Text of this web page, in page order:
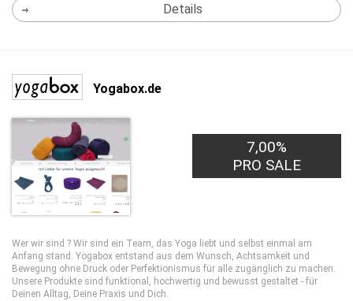
Details
Yogabox.de
7,00%
PRO SALE
Wer wir sind ? Wir sind ein Team, das Yoga liebt und selbst einmal am
Anfang stand. Yogabox entstand aus dem Wunsch, Achtsamkeit und
Bewegung ohne Druck oder Perfektionismus für alle zugänglich zu machen.
Unsere Produkte sind funktional, hochwertig und bewusst gestaltet - für
Deinen Alltag, Deine Praxis und Dich.